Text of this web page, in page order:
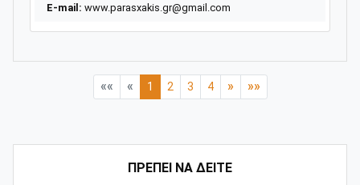
ΠΡΕΠΕΙ ΝΑ ΔΕΙΤΕ
E-mail: www.parasxakis.gr@gmail.com
«« « 1 2 3 4 » »»